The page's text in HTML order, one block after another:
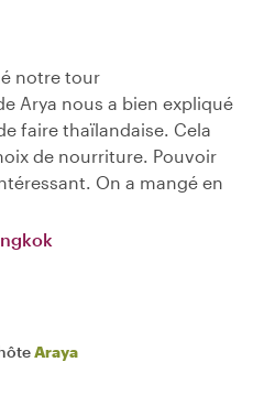
notre tour
Arya nous a bien expliqué
faire thaïlandaise. Cela
de nourriture. Pouvoir
On a mangé en
Araya